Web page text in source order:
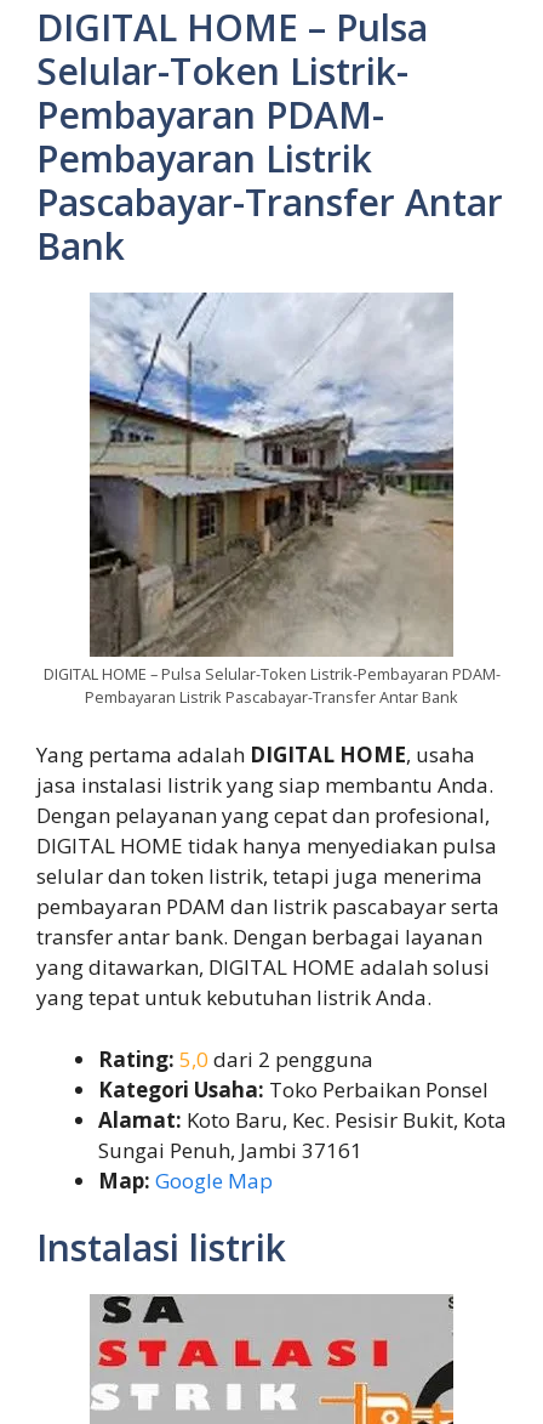
DIGITAL HOME – Pulsa
Selular-Token Listrik-
Pembayaran PDAM-
Pembayaran Listrik
Pascabayar-Transfer Antar
Bank
DIGITAL HOME – Pulsa Selular-Token Listrik-Pembayaran PDAM-
Pembayaran Listrik Pascabayar-Transfer Antar Bank
Yang pertama adalah DIGITAL HOME, usaha
jasa instalasi listrik yang siap membantu Anda.
Dengan pelayanan yang cepat dan profesional,
DIGITAL HOME tidak hanya menyediakan pulsa
selular dan token listrik, tetapi juga menerima
pembayaran PDAM dan listrik pascabayar serta
transfer antar bank. Dengan berbagai layanan
yang ditawarkan, DIGITAL HOME adalah solusi
yang tepat untuk kebutuhan listrik Anda.
Rating: 5,0 dari 2 pengguna
Kategori Usaha: Toko Perbaikan Ponsel
Alamat: Koto Baru, Kec. Pesisir Bukit, Kota
Sungai Penuh, Jambi 37161
Map: Google Map
Instalasi listrik